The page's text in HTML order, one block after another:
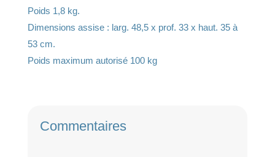
Poids 1,8 kg.
Dimensions assise : larg. 48,5 x prof. 33 x haut. 35 à
53 cm.
Poids maximum autorisé 100 kg
Commentaires